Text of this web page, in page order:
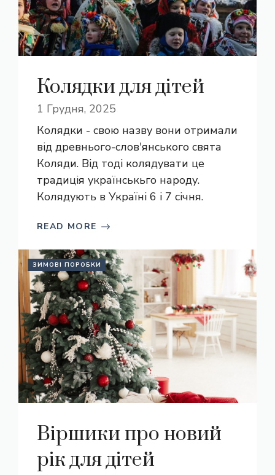
Колядки для дітей
1 Грудня, 2025
Колядки - свою назву вони отримали
від древнього-слов'янського свята
Коляди. Від тоді колядувати це
традиція українськьго народу.
Колядують в Україні 6 і 7 січня.
READ MORE
ЗИМОВІ ПОРОБКИ
Віршики про новий
рік для дітей